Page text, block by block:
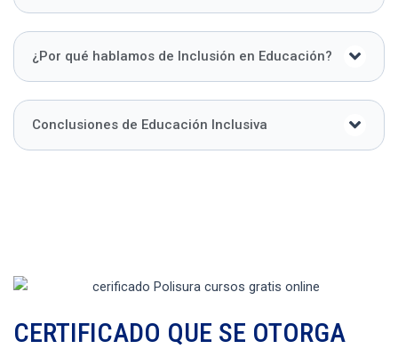
¿Por qué hablamos de Inclusión en Educación?
Conclusiones de Educación Inclusiva
CERTIFICADO QUE SE OTORGA